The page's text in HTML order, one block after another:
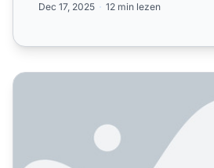
Dec 17, 2025 12 min lezen
Hoe werkt indexering voor AI-